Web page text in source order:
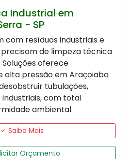
Industrial em
- SP
com resíduos industriais e
de limpeza técnica
Soluções oferece
alta pressão em Araçoiaba
tubulações,
com total
ambiental.
Saiba Mais
Orçamento